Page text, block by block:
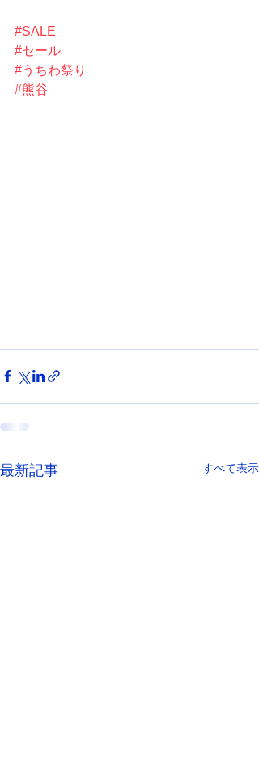
#SALE
#セール
#うちわ祭り
#熊谷
最新記事 すべて表示